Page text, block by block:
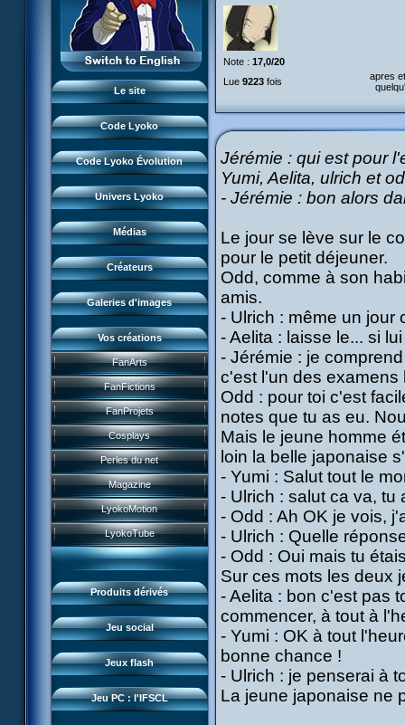
Le site
L'équipe
LyokoRéseau
Professionnels
Code Lyoko
Monstres
Lieux
Dossiers
Lyokostats
Historique CL
Code Lyoko Évolution
XANA
Monstres
Lieux
Dossiers
Lyokostats
Histoire CLE
Univers Lyoko
Garage Kids
Bande dessinée
CL Chronicles
Évènements CL
Source d'inspiration
Interviews
Médias
Musiques
Renders & images HD
Conceptuels
Revue de presse
Subdigitals US
Créateurs
Moonscoop
Norimage
Créateurs CL
Créateurs CLE
Galeries d'images
Code Lyoko
Évolution (Terre)
Évolution (Virtuel)
Renders & images HD
Vos créations
FanArts
FanFictions
FanProjets
Cosplays
Perles du net
Magazine
LyokoMotion
LyokoTube
Produits dérivés
DVD et vidéos
CD et singles
Livres
Jeux vidéo
Jeux et jouets
Jeu de cartes
Goodies
Divers
Catalogue
Jeu social
Présentation
Historique
Les personnages
Les pouvoirs
Guide du jeu
Missions
Monstres
Cartes & galerie
Communauté
3D Duo
Jeux flash
Course CL
Perdus ds Lyoko
Form Anti-XANA
Frôlion Attack
Mort des frelions
Monster Swarm
Course 2
Aelita's Battle
Odd's Battle
Code Lyoko's Galaxy
Manta Bomber
Sector 2 Escape
Jeu PC : l'IFSCL
Présentation
News IFSCL
Médias
Questions fréquentes
Téléchargements
Réseau IFSCL
Note : 17,0/20
Lue 9223 fois
apres
Jérémie : qui est pour
Yumi, Aelita, ulrich et
- Jérémie : bon alors
Le jour se lève sur le
pour le petit déjeuner.
Odd, comme à son
amis.
- Ulrich : même un jour
- Aelita : laisse le... si
- Jérémie : je
c'est l'un des examens
Odd : pour toi c'est
notes que tu as eu.
Mais le jeune homme
loin la belle japonaise
- Yumi : Salut tout le
- Ulrich : salut ca va, tu
- Odd : Ah OK je vois,
- Ulrich : Quelle
- Odd : Oui mais tu
Sur ces mots les deux
- Aelita : bon c'est pas
commencer, à tout à
- Yumi : OK à tout
bonne chance !
- Ulrich : je penserai à
La jeune japonaise ne